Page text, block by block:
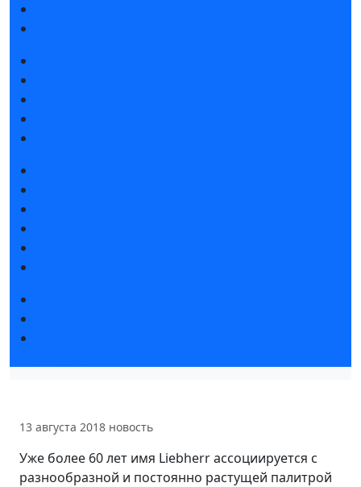
13 августа 2018 новость
Уже более 60 лет имя Liebherr ассоциируется с
разнообразной и постоянно растущей палитрой